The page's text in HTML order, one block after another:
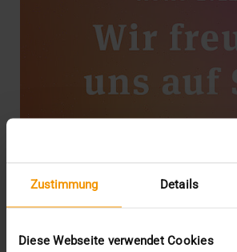
Zustimmung Details
Diese Webseite verwendet Cookies
Treffen Sie uns auf dem Röko